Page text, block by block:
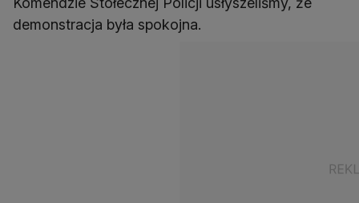
demonstracja była spokojna.